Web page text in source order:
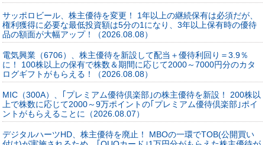
サッポロビール、株主優待を変更！ 1年以上の継続保有は必須だが、
権利獲得に必要な最低投資額は5分の1になり、3年以上保有時の優待
品の額面が大幅アップ！（2026.08.08）
電気興業（6706）、株主優待を新設して配当＋優待利回り＝3.9％
に！ 100株以上の保有で株数＆期間に応じて2000～7000円分のカタ
ログギフトがもらえる！（2026.08.08）
MIC（300A）、｢プレミアム優待倶楽部｣の株主優待を新設！ 200株以
上で株数に応じて2000～9万ポイントの｢プレミアム優待倶楽部｣ポイ
ントがもらえることに（2026.08.07）
デジタルハーツHD、株主優待を廃止！ MBOの一環でTOB(公開買い